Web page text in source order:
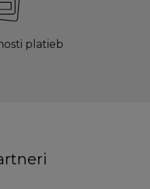
platieb